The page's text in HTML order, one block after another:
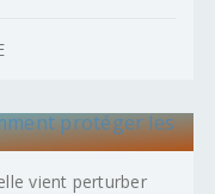
vient perturber